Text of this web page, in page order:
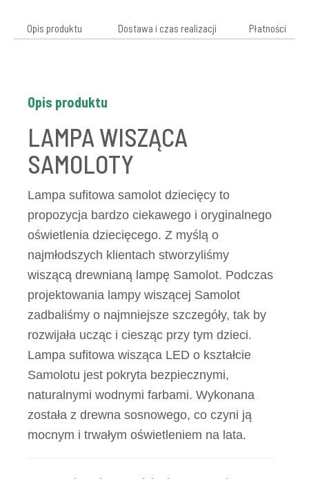
Opis produktu Dostawa i czas realizacji Płatności
Opis produktu
LAMPA WISZĄCA
SAMOLOTY
Lampa sufitowa samolot dziecięcy to
propozycja bardzo ciekawego i oryginalnego
oświetlenia dziecięcego. Z myślą o
najmłodszych klientach stworzyliśmy
wiszącą drewnianą lampę Samolot. Podczas
projektowania lampy wiszącej Samolot
zadbaliśmy o najmniejsze szczegóły, tak by
rozwijała ucząc i ciesząc przy tym dzieci.
Lampa sufitowa wisząca LED o kształcie
Samolotu jest pokryta bezpiecznymi,
naturalnymi wodnymi farbami. Wykonana
została z drewna sosnowego, co czyni ją
mocnym i trwałym oświetleniem na lata.